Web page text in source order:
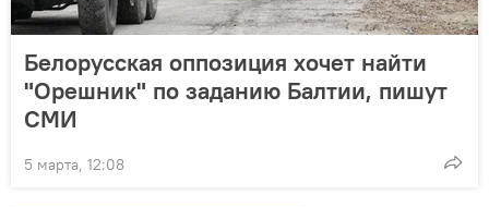
Белорусская оппозиция хочет найти
"Орешник" по заданию Балтии, пишут
СМИ
5 марта, 12:08